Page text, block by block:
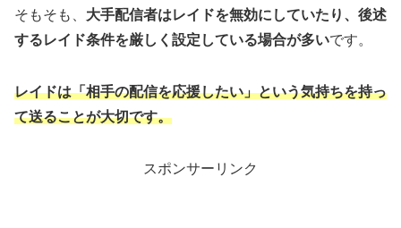
そもそも、 大手配信者はレイドを無効にしていたり、後述
するレイド条件を厳しく設定している場合が多いです。
レイドは「相手の配信を応援したい」という気持ちを持っ
て送ることが大切です。
スポンサーリンク